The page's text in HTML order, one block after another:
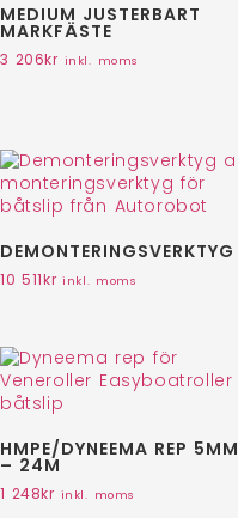
MEDIUM JUSTERBART
MARKFÄSTE
3 206kr inkl. moms
DEMONTERINGSVERKTYG
10 511kr inkl. moms
HMPE/DYNEEMA REP 5MM
– 24M
1 248kr inkl. moms